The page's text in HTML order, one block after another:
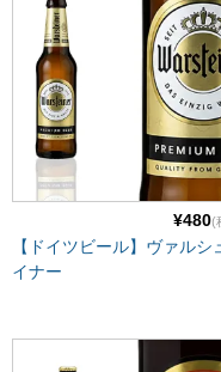
¥480(
【ドイツビール】ヴァルシ
イナー